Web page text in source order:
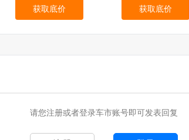
获取底价 获取底价
请您注册或者登录车市账号即可发表回复